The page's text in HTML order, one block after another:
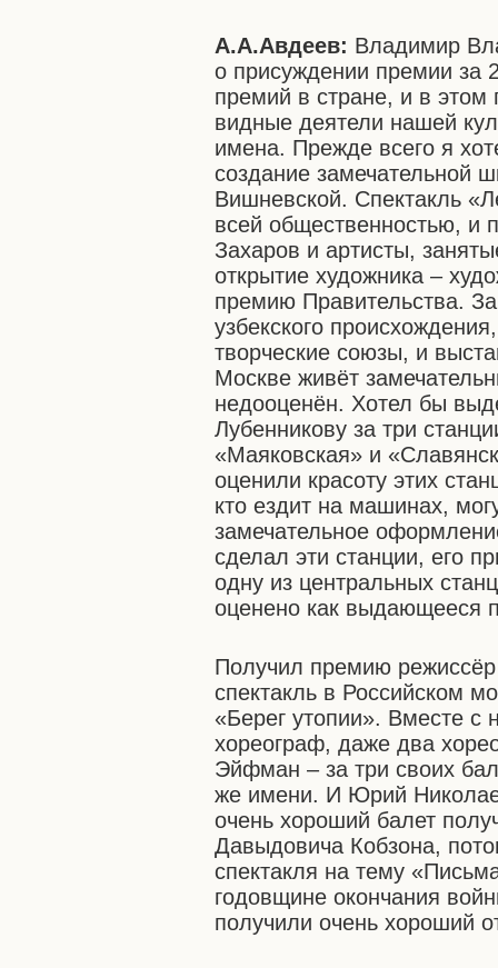
А.А.Авдеев: Владимир
о присуждении премии за
премий в стране, и в этом
видные деятели нашей
имена. Прежде всего я
создание замечательной
Вишневской. Спектакль
всей общественностью, и
Захаров и артисты,
открытие художника –
премию Правительства.
узбекского
творческие союзы, и
Москве живёт
недооценён. Хотел бы
Лубенникову за три
«Маяковская» и
оценили красоту этих
кто ездит на машинах,
замечательное
сделал эти станции, его
одну из центральных
оценено как выдающееся
Получил премию
спектакль в Российском
«Берег утопии». Вместе
хореограф, даже два
Эйфман – за три своих
же имени. И Юрий
очень хороший балет
Давыдовича Кобзона,
спектакля на тему
годовщине окончания
получили очень хороший